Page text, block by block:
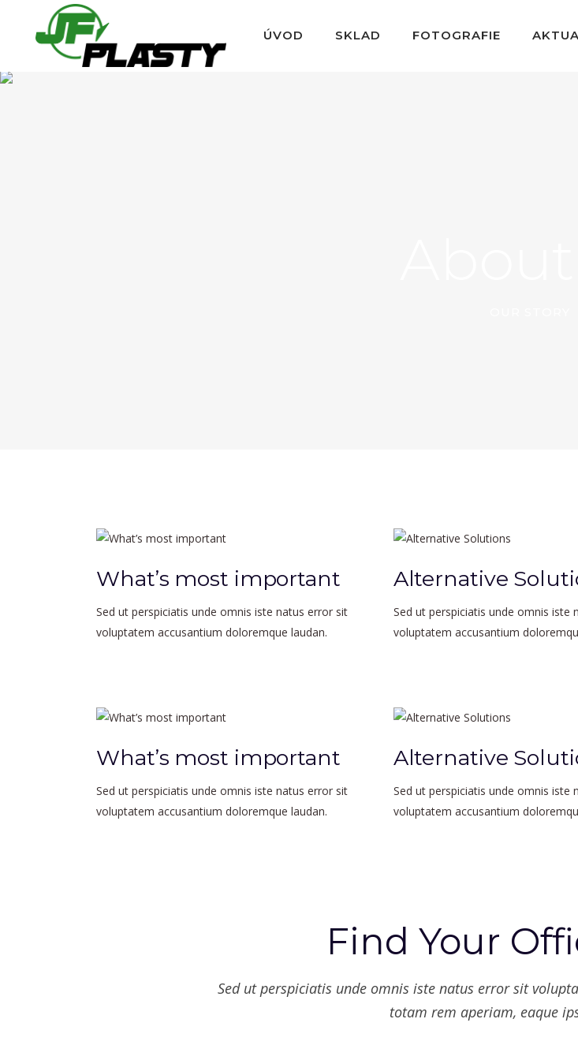
ÚVOD SKLAD FOTOGRAFIE
What’s most important
Sed ut perspiciatis unde omnis iste natus error sit
voluptatem accusantium doloremque laudan.
What’s most important
Sed ut perspiciatis unde omnis iste natus error sit
voluptatem accusantium doloremque laudan.
Alternative
Sed ut perspiciatis unde omnis iste
voluptatem accusantium
Alternative
Sed ut perspiciatis unde omnis iste
voluptatem accusantium
Find Your
Sed ut perspiciatis unde omnis iste natus error sit
totam rem aperiam, eaque